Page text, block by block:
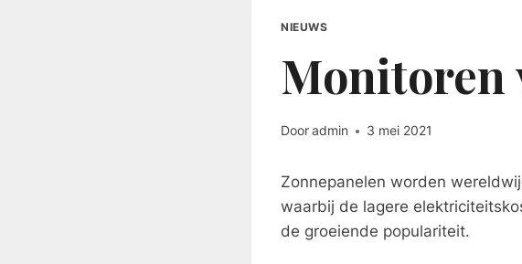
NIEUWS
Monitoren
Dooradmin 3 mei 2021
Zonnepanelen worden
waarbij de lagere
de groeiende populariteit.